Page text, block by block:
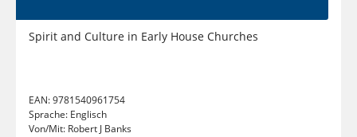
Spirit and Culture in Early House Churches
EAN:9781540961754
Sprache: Englisch
Von/Mit: Robert J Banks